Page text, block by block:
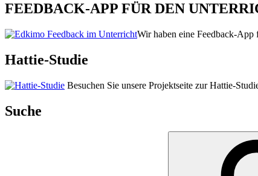
FEEDBACK-APP FÜR DEN
Wir haben eine Feedback-
Hattie-Studie
Besuchen Sie unsere Projektseite zur Hattie-
Suche